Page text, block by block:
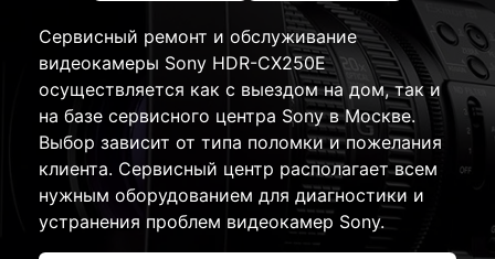
Сервисный ремонт и обслуживание
видеокамеры Sony HDR-CX250E
осуществляется как с выездом на дом, так и
на базе сервисного центра Sony в Москве.
Выбор зависит от типа поломки и пожелания
клиента. Сервисный центр располагает всем
нужным оборудованием для диагностики и
устранения проблем видеокамер Sony.